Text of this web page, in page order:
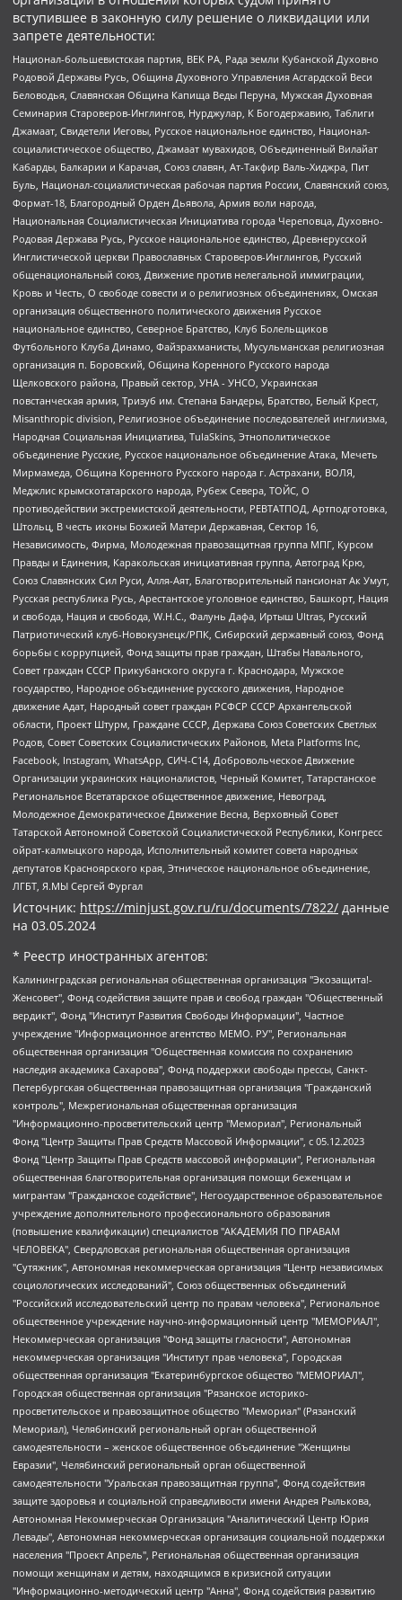
вступившее в законную силу решение о ликвидации или
запрете деятельности:
Национал-большевистская партия, ВЕК РА, Рада земли Кубанской Духовно
Родовой Державы Русь, Община Духовного Управления Асгардской Веси
Беловодья, Славянская Община Капища Веды Перуна, Мужская Духовная
Семинария Староверов-Инглингов, Нурджулар, К Богодержавию, Таблиги
Джамаат, Свидетели Иеговы, Русское национальное единство, Национал-
социалистическое общество, Джамаат мувахидов, Объединенный Вилайат
Кабарды, Балкарии и Карачая, Союз славян, Ат-Такфир Валь-Хиджра, Пит
Буль, Национал-социалистическая рабочая партия России, Славянский союз,
Формат-18, Благородный Орден Дьявола, Армия воли народа,
Национальная Социалистическая Инициатива города Череповца, Духовно-
Родовая Держава Русь, Русское национальное единство, Древнерусской
Инглистической церкви Православных Староверов-Инглингов, Русский
общенациональный союз, Движение против нелегальной иммиграции,
Кровь и Честь, О свободе совести и о религиозных объединениях, Омская
организация общественного политического движения Русское
национальное единство, Северное Братство, Клуб Болельщиков
Футбольного Клуба Динамо, Файзрахманисты, Мусульманская религиозная
организация п. Боровский, Община Коренного Русского народа
Щелковского района, Правый сектор, УНА - УНСО, Украинская
повстанческая армия, Тризуб им. Степана Бандеры, Братство, Белый Крест,
Misanthropic division, Религиозное объединение последователей инглиизма,
Народная Социальная Инициатива, TulaSkins, Этнополитическое
объединение Русские, Русское национальное объединение Атака, Мечеть
Мирмамеда, Община Коренного Русского народа г. Астрахани, ВОЛЯ,
Меджлис крымскотатарского народа, Рубеж Севера, ТОЙС, О
противодействии экстремистской деятельности, РЕВТАТПОД, Артподготовка,
Штольц, В честь иконы Божией Матери Державная, Сектор 16,
Независимость, Фирма, Молодежная правозащитная группа МПГ, Курсом
Правды и Единения, Каракольская инициативная группа, Автоград Крю,
Союз Славянских Сил Руси, Алля-Аят, Благотворительный пансионат Ак Умут,
Русская республика Русь, Арестантское уголовное единство, Башкорт, Нация
и свобода, Нация и свобода, W.H.С., Фалунь Дафа, Иртыш Ultras, Русский
Патриотический клуб-Новокузнецк/РПК, Сибирский державный союз, Фонд
борьбы с коррупцией, Фонд защиты прав граждан, Штабы Навального,
Совет граждан СССР Прикубанского округа г. Краснодара, Мужское
государство, Народное объединение русского движения, Народное
движение Адат, Народный совет граждан РСФСР СССР Архангельской
области, Проект Штурм, Граждане СССР, Держава Союз Советских Светлых
Родов, Совет Советских Социалистических Районов, Meta Platforms Inc,
Facebook, Instagram, WhatsApp, СИЧ-С14, Добровольческое Движение
Организации украинских националистов, Черный Комитет, Татарстанское
Региональное Всетатарское общественное движение, Невоград,
Молодежное Демократическое Движение Весна, Верховный Совет
Татарской Автономной Советской Социалистической Республики, Конгресс
ойрат-калмыцкого народа, Исполнительный комитет совета народных
депутатов Красноярского края, Этническое национальное объединение,
ЛГБТ, Я.МЫ Сергей Фургал
Источник: https://minjust.gov.ru/ru/documents/7822/ данные
на 03.05.2024
* Реестр иностранных агентов:
Калининградская региональная общественная организация "Экозащита!-Женсовет", Фонд содействия защите прав и свобод граждан "Общественный вердикт", Фонд "Институт Развития Свободы Информации", Частное учреждение "Информационное агентство МЕМО. РУ", Региональная общественная организация "Общественная комиссия по сохранению наследия академика Сахарова", Фонд поддержки свободы прессы, Санкт-Петербургская общественная правозащитная организация "Гражданский контроль", Межрегиональная общественная организация "Информационно-просветительский центр "Мемориал", Региональный Фонд "Центр Защиты Прав Средств Массовой Информации", с 05.12.2023 Фонд "Центр Защиты Прав Средств массовой информации", Региональная общественная благотворительная организация помощи беженцам и мигрантам "Гражданское содействие", Негосударственное образовательное учреждение дополнительного профессионального образования (повышение квалификации) специалистов "АКАДЕМИЯ ПО ПРАВАМ ЧЕЛОВЕКА", Свердловская региональная общественная организация "Сутяжник", Автономная некоммерческая организация "Центр независимых социологических исследований", Союз общественных объединений "Российский исследовательский центр по правам человека", Региональное общественное учреждение научно-информационный центр "МЕМОРИАЛ", Некоммерческая организация "Фонд защиты гласности", Автономная некоммерческая организация "Институт прав человека", Городская общественная организация "Екатеринбургское общество "МЕМОРИАЛ", Городская общественная организация "Рязанское историко-просветительское и правозащитное общество "Мемориал" (Рязанский Мемориал), Челябинский региональный орган общественной самодеятельности – женское общественное объединение "Женщины Евразии", Челябинский региональный орган общественной самодеятельности "Уральская правозащитная группа", Фонд содействия защите здоровья и социальной справедливости имени Андрея Рылькова, Автономная Некоммерческая Организация "Аналитический Центр Юрия Левады", Автономная некоммерческая организация социальной поддержки населения "Проект Апрель", Региональная общественная организация помощи женщинам и детям, находящимся в кризисной ситуации "Информационно-методический центр "Анна", Фонд содействия развитию массовых коммуникаций и правовому просвещению "Так-так-Так", Фонд содействия устойчивому развитию "Серебряная тайга", Свердловский региональный общественный фонд социальных проектов "Новое время", "Idel.Реалии", Кавказ.Реалии, Крым.Реалии, Телеканал Настоящее Время, Татаро-башкирская служба Радио Свобода (Azatliq Radiosi), Радио Свободная Европа/Радио Свобода (PCE/PC), "Сибирь.Реалии", "Фактограф", Благотворительный фонд помощи осужденным и их семьям, Автономная некоммерческая организация "Институт глобализации и социальных движений", Фонд "В защиту прав заключенных", Частное учреждение "Центр поддержки и содействия развитию средств массовой информации", Пензенский региональный общественный благотворительный фонд "Гражданский союз", "Север.Реалии", Некоммерческая организация Фонд "Правовая инициатива", Общество с ограниченной ответственностью "Радио Свободная Европа/Радио Свобода", Чешское информационное агентство "MEDIUM-ORIENT", Красноярская региональная общественная организация "Мы против СПИДа", Камалягин Денис Николаевич, Маркелов Сергей Евгеньевич, Пономарев Лев Александрович, Савицкая Людмила Алексеевна, Автономная некоммерческая организация "Центр по работе с проблемой насилия "НАСИЛИЮ.НЕТ", Межрегиональный профессиональный союз работников здравоохранения "Альянс врачей", Юридическое лицо, зарегистрированное в Латвийской Республике, SIA "Medusa Project" (регистрационный номер 40103797863, дата регистрации 10.06.2014), Некоммерческая организация "Фонд по борьбе с коррупцией", Автономная некоммерческая организация "Институт права и публичной политики", Баданин Роман Сергеевич, Гликин Максим Александрович, Железнова Мария Михайловна, Лукьянова Юлия Сергеевна, Маетная Елизавета Витальевна, Маняхин Петр Борисович, Чуракова Ольга Владимировна, Ярош Юлия Петровна, Юридическое лицо "The Insider SIA", зарегистрированное в Риге, Латвийская Республика (дата регистрации 26.06.2015), являющееся администратором доменного имени интернет-издания "The Insider SIA", https://theins.ru, Постернак Алексей Евгеньевич, Рубин Михаил Аркадьевич, Анин Роман Александрович, Юридическое лицо Istories fonds, зарегистрированное в Латвийской Республике (регистрационный номер 50008295751, дата регистрации 24.02.2020), Великовский Дмитрий Александрович, Долинина Ирина Николаевна, Мароховская Алеся Алексеевна, Шлейнов Роман Юрьевич, Шмагун Олеся Валентиновна, Общество с ограниченной ответственностью "Альтаир 2021", Общество с ограниченной ответственностью "Вега 2021", Общество с ограниченной ответственностью "Главный редактор 2021", Общество с ограниченной ответственностью "Ромашки монолит", Важенков Артем Валерьевич, Ивановская областная общественная организация "Центр гендерных исследований", Гурман Юрий Альбертович, Медиапроект "ОВД-Инфо", Егоров Владимир Владимирович, Жилинский Владимир Александрович, Общество с ограниченной ответственностью "ЗП", Иванова София Юрьевна, Карезина Инна Павловна, Кильтау Екатерина Викторовна, Петров Алексей Викторович, Пискунов Сергей Евгеньевич, Смирнов Сергей Сергеевич, Тихонов Михаил Сергеевич, Общество с ограниченной ответственностью "ЖУРНАЛИСТ-ИНОСТРАННЫЙ АГЕНТ", Арапова Галина Юрьевна, Вольтская Татьяна Анатольевна, Американская компания "Mason G.E.S. Anonymous Foundation" (США), являющаяся владельцем интернет-издания https://mnews.world/, Компания "Stichting Bellingcat", зарегистрированная в Нидерландах (дата регистрации 11.07.2018), Захаров Андрей Вячеславович, Клепиковская Екатерина Дмитриевна, Общество с ограниченной ответственностью "МЕМО", Перл Роман Александрович, Симонов Евгений Алексеевич, Соловьева Елена Анатольевна, Сотников Даниил Владимирович, Сурначева Елизавета Дмитриевна, Автономная некоммерческая организация по защите прав человека и информированию населения "Якутия – Наше Мнение", Общество с ограниченной ответственностью "Москоу диджитал медиа", с 26.01.2023 Общество с ограниченной ответственностью "Чайка Белые сады", Ветошкина Валерия Валерьевна, Заговора Максим Александрович, Межрегиональное общественное движение "Российская ЛГБТ - сеть", Оленичев Максим Владимирович, Павлов Иван Юрьевич, Скворцова Елена Сергеевна, Общество с ограниченной ответственностью "Как бы инагент", Кочетков Игорь Викторович, Общество с ограниченной ответственностью "Честные выборы", Еланчик Олег Александрович, Общество с ограниченной ответственностью "Нобелевский призыв", Гималова Регина Эмилевна, Григорьев Андрей Валерьевич, Григорьева Алина Александровна, Ассоциация по содействию защите прав призывников, альтернативнослужащих и военнослужащих "Правозащитная группа "Гражданин.Армия.Право", Хисамова Регина Фаритовна, Автономная некоммерческая организация по реализации социально-правовых программ "Лилит", Дальневосточное общественное движение "Маяк", Санкт-Петербургская ЛГБТ-инициативная группа "Выход", Инициативная группа ЛГБТ+ "Реверс", Алексеев Андрей Викторович, Бекбулатова Таисия Львовна, Беляев Иван Михайлович, Владыкина Елена Сергеевна, Гельман Марат Александрович, Никульшина Вероника Юрьевна, Толоконникова Надежда Андреевна, Шендерович Виктор Анатольевич, Общество с ограниченной ответственностью "Данное сообщение", Общество с ограниченной ответственностью Издательский дом "Новая глава", Айнбиндер Александра Александровна, Московский комьюнити-центр для ЛГБТ+инициатив, Благотворительный фонд развития филантропии, Deutsche Welle (Германия, Kurt-Schumacher-Strasse 3, 53113 Bonn), Борзунова Мария Михайловна, Воробьев Виктор Викторович, Голубева Анна Львовна, Константинова Алла Михайловна, Малкова Ирина Владимировна, Мурадов Мурад Абдулгалимович, Осетинская Елизавета Николаевна, Понасенков Евгений Николаевич, Ганапольский Матвей Юрьевич, Киселев Евгений Алексеевич, Борухович Ирина Григорьевна, Дремин Иван Тимофеевич, Дубровский Дмитрий Викторович, Красноярская региональная общественная организация поддержки и развития альтернативных образовательных технологий и межкультурных коммуникаций "ИНТЕРРА", Маяковская Екатерина Алексеевна, Фейгин Марк Захарович, Филимонов Андрей Викторович, Дзугкоева Регина Николаевна, Доброхотов Роман Александрович, Дудь Юрий Александрович, Елкин Сергей Владимирович, Кругликов Кирилл Игоревич, Сабунаева Мария Леонидовна, Семенов Алексей Владимирович, Шаинян Карен Багратович, Шульман Екатерина Михайловна, Асафьев Артур Валерьевич, Вахштайн Виктор Семенович, Венедиктов Алексей Алексеевич, Лушникова Екатерина Евгеньевна, Волков Леонид Михайлович, Невзоров Александр Глебович, Пархоменко Сергей Борисович, Сироткин Ярослав Николаевич, Кара-Мурза Владимир Владимирович, Баранова Наталья Владимировна, Гозман Леонид Яковлевич, Кагарлицкий Борис Юльевич, Климарев Михаил Валерьевич, Милов Владимир Станиславович, Автономная некоммерческая организация Краснодарский центр современного искусства "Типография", Моргенштерн Алишер Тагирович, Соболь Любовь Эдуардовна, Общество с ограниченной ответственностью "ЛИЗА НОРМ", Каспаров Гарри Кимович, Ходорковский Михаил Борисович, Общество с ограниченной ответственностью "Апрельские тезисы", Данилович Ирина Брониславовна, Кашин Олег Владимирович, Петров Николай Владимирович, Пивоваров Алексей Владимирович, Соколов Михаил Владимирович, Цветкова Юлия Владимировна, Чичваркин Евгений Александрович, Комитет против пыток/Команда против пыток, Общество с ограниченной ответственностью "Первый научный", Общество с ограниченной ответственностью "Вертолет и ко", Белоцерковская Вероника Борисовна, Кац Максим Евгеньевич, Лазарева Татьяна Юрьевна, Шаведдинов Руслан Табризович, Яшин Илья Валерьевич, Общество с ограниченной ответственностью "Иноагент ААВ", Алешковский Дмитрий Петрович, Альбац Евгения Марковна, Быков Дмитрий Львович, Галямина Юлия Евгеньевна, Лойко Сергей Леонидович, Мартынов Кирилл Константинович, Медведев Сергей Александрович, Крашенинников Федор Геннадиевич, Гордеева Катерина Вл